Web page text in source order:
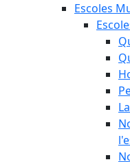
Escoles